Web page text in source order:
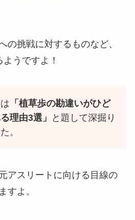
の挑戦に対するものなど、
うですよ！
「植草歩の勘違いがひど
理由3選」
と題して深掘り
。
アスリートに向ける目線の
すよ。